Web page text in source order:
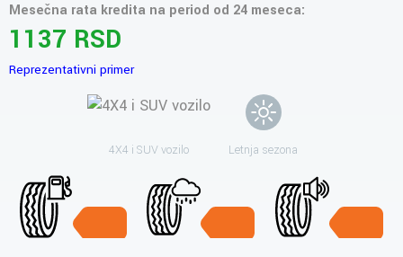
Mesečna rata kredita na period od 24 meseca:
1137 RSD
Reprezentativni primer
4X4 i SUV vozilo Letnja sezona